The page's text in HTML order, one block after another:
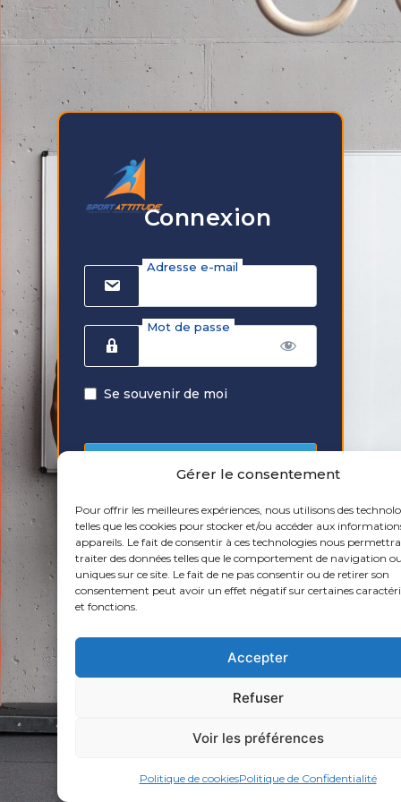
Gérer le consentement
Pour offrir les meilleures expériences, nous utilisons des
telles que les cookies pour stocker et/ou accéder aux
appareils. Le fait de consentir à ces technologies nous
traiter des données telles que le comportement de navigation
uniques sur ce site. Le fait de ne pas consentir ou de retirer son
consentement peut avoir un effet négatif sur certaines
et fonctions.
Accepter
Refuser
Voir les préférences
Politique de cookiesPolitique de Confidentialité
Connexion
Adresse e-mail
Mot de passe
Se souvenir de moi
Pas encore de compte ?Veuillez
vous inscrire.
Mot de passe oublié ?